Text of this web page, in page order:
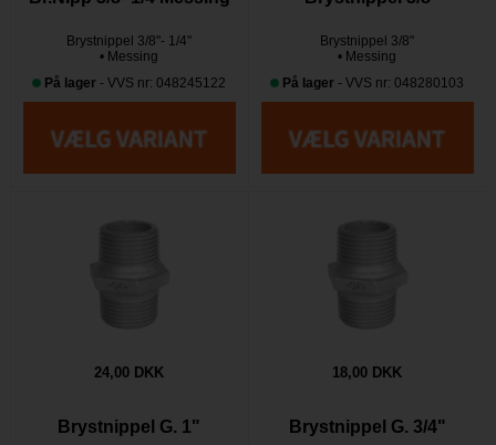
Brystnippel 3/8"- 1/4"
• Messing
På lager - VVS nr: 048245122
Brystnippel 3/8"
• Messing
På lager - VVS nr: 048280103
24,00 DKK
Brystnippel G. 1"
18,00 DKK
Brystnippel G. 3/4"